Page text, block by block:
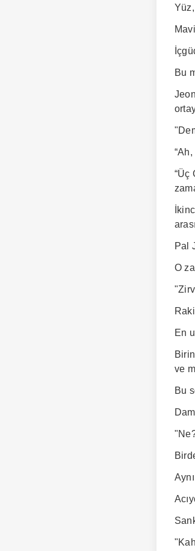
Bu
“Üç
Pal
O
En
ve
Bu